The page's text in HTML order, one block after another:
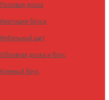
Половая доска
Имитация бруса
Мебельный щит
Обрезная доска и брус
Клееный брус